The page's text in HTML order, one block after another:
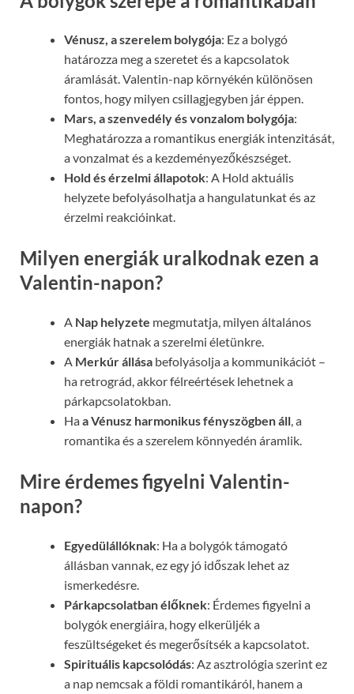
Vénusz, a szerelem bolygója: Ez a bolygó
határozza meg a szeretet és a kapcsolatok
áramlását. Valentin-nap környékén különösen
fontos, hogy milyen csillagjegyben jár éppen.
Mars, a szenvedély és vonzalom bolygója:
Meghatározza a romantikus energiák intenzitását,
a vonzalmat és a kezdeményezőkészséget.
Hold és érzelmi állapotok: A Hold aktuális
helyzete befolyásolhatja a hangulatunkat és az
érzelmi reakcióinkat.
Milyen energiák uralkodnak ezen a
Valentin-napon?
A Nap helyzete megmutatja, milyen általános
energiák hatnak a szerelmi életünkre.
A Merkúr állása befolyásolja a kommunikációt –
ha retrográd, akkor félreértések lehetnek a
párkapcsolatokban.
Haa Vénusz harmonikus fényszögben áll, a
romantika és a szerelem könnyedén áramlik.
Mire érdemes figyelni Valentin-
napon?
Egyedülállóknak: Ha a bolygók támogató
állásban vannak, ez egy jó időszak lehet az
ismerkedésre.
Párkapcsolatban élőknek: Érdemes figyelni a
bolygók energiáira, hogy elkerüljék a
feszültségeket és megerősítsék a kapcsolatot.
Spirituális kapcsolódás: Az asztrológia szerint ez
a nap nemcsak a földi romantikáról, hanem a